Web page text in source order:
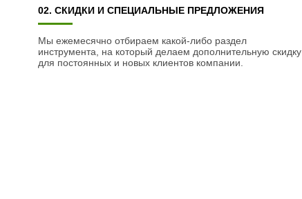
02. СКИДКИ И СПЕЦИАЛЬНЫЕ ПРЕДЛОЖЕНИЯ
Мы ежемесячно отбираем какой-либо раздел
инструмента, на который делаем дополнительную скидку
для постоянных и новых клиентов компании.